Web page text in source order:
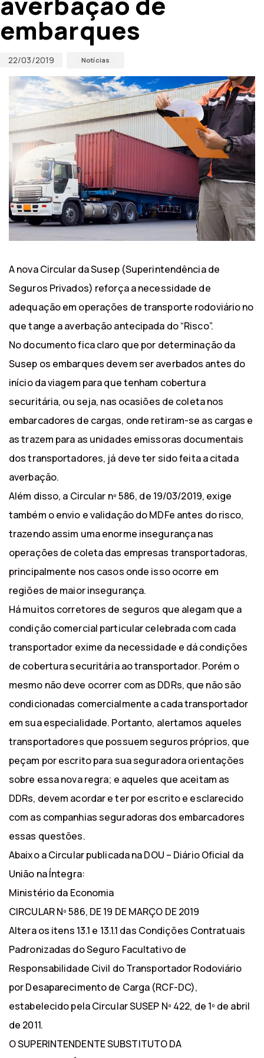
embarques
22/03/2019 Notícias
A nova Circular da Susep (Superintendência de
Seguros Privados) reforça a necessidade de
adequação em operações de transporte rodoviário no
que tange a averbação antecipada do “Risco”.
No documento fica claro que por determinação da
Susep os embarques devem ser averbados antes do
início da viagem para que tenham cobertura
securitária, ou seja, nas ocasiões de coleta nos
embarcadores de cargas, onde retiram-se as cargas e
as trazem para as unidades emissoras documentais
dos transportadores, já deve ter sido feita a citada
averbação.
Além disso, a Circular nº 586, de 19/03/2019, exige
também o envio e validação do MDFe antes do risco,
trazendo assim uma enorme insegurança nas
operações de coleta das empresas transportadoras,
principalmente nos casos onde isso ocorre em
regiões de maior insegurança.
Há muitos corretores de seguros que alegam que a
condição comercial particular celebrada com cada
transportador exime da necessidade e dá condições
de cobertura securitária ao transportador. Porém o
mesmo não deve ocorrer com as DDRs, que não são
condicionadas comercialmente a cada transportador
em sua especialidade. Portanto, alertamos aqueles
transportadores que possuem seguros próprios, que
peçam por escrito para sua seguradora orientações
sobre essa nova regra; e aqueles que aceitam as
DDRs, devem acordar e ter por escrito e esclarecido
com as companhias seguradoras dos embarcadores
essas questões.
Abaixo a Circular publicada na DOU – Diário Oficial da
União na Íntegra:
Ministério da Economia
CIRCULAR Nº 586, DE 19 DE MARÇO DE 2019
Altera os itens 13.1 e 13.1.1 das Condições Contratuais
Padronizadas do Seguro Facultativo de
Responsabilidade Civil do Transportador Rodoviário
por Desaparecimento de Carga (RCF-DC),
estabelecido pela Circular SUSEP Nº 422, de 1º de abril
de 2011.
O SUPERINTENDENTE SUBSTITUTO DA